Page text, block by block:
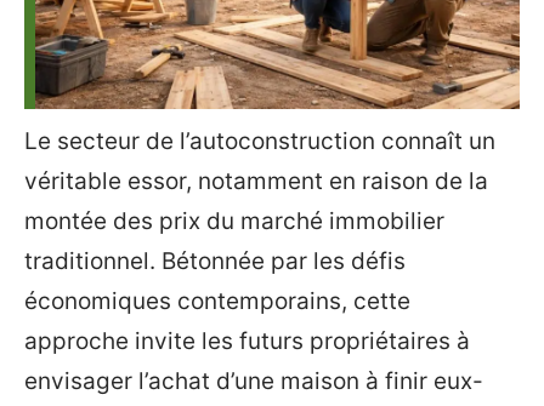
Le secteur de l’autoconstruction connaît un
véritable essor, notamment en raison de la
montée des prix du marché immobilier
traditionnel. Bétonnée par les défis
économiques contemporains, cette
approche invite les futurs propriétaires à
envisager l’achat d’une maison à finir eux-